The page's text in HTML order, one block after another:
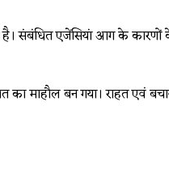
है। संबंधित एजेंसियां आग के
माहौल बन गया। राहत एवं